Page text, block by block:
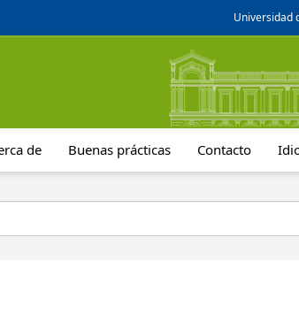
Universidad
de Buenas prácticas Contacto